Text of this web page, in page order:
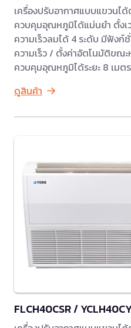
เครื่องปรับอากาศแบบแขวนได้
ควบคุมอุณหภูมิได้แม่นยำ ตั้ง
ความเร็วลมได้ 4 ระดับ มีฟังก์
ความเร็ว / ตั้งค่าอัตโนมัติขณะ
ควบคุมอุณหภูมิได้ระยะ 8 เมตร
ดูสินค้า
FLCH40CSR /